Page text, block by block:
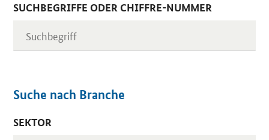
SUCHBEGRIFFE ODER CHIFFRE-NUMMER
Suche nach Branche
SEKTOR